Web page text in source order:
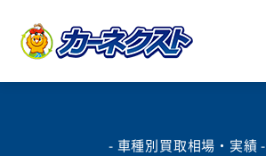
- 車種別買取相場・実績 -